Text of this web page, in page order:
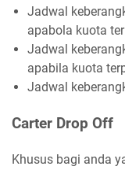
Jadwal
apabola kuota
Jadwal
apabila kuota
Jadwal
Carter Drop Off
Khusus bagi anda